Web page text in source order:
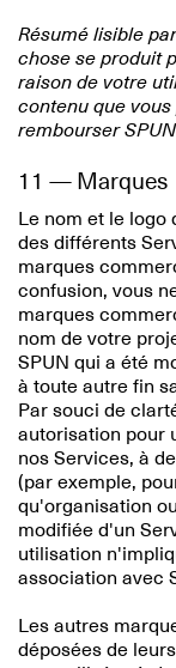
Résumé lisible
chose se produit
raison de votre
contenu que
rembourser
11 — Marques
Le nom et le logo
des différents
marques
confusion, vous
marques
nom de votre
SPUN qui a été
à toute autre fin
Par souci de
autorisation pour
nos Services, à
(par exemple,
qu'organisation
modifiée d'un
utilisation
association avec
Les autres
déposées de